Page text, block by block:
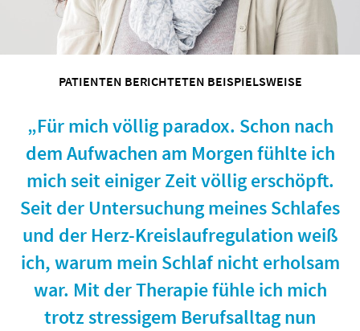
PATIENTEN BERICHTETEN BEISPIELSWEISE
„Für mich völlig paradox. Schon nach
dem Aufwachen am Morgen fühlte ich
mich seit einiger Zeit völlig erschöpft.
Seit der Untersuchung meines Schlafes
und der Herz-Kreislaufregulation weiß
ich, warum mein Schlaf nicht erholsam
war. Mit der Therapie fühle ich mich
trotz stressigem Berufsalltag nun